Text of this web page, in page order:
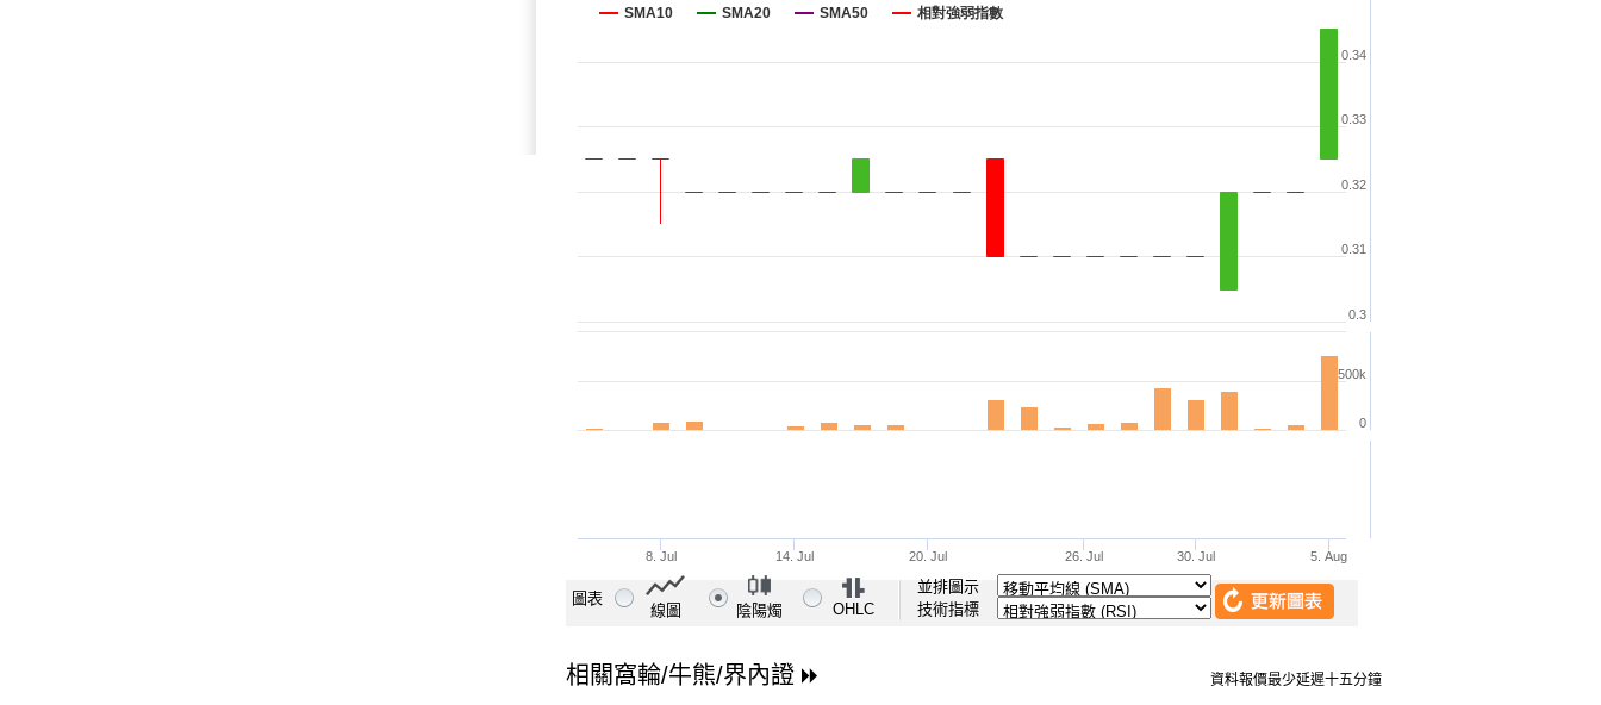
圖表
線圖 陰陽燭 OHLC
並排圖示
技術指標
資料報價最少延遲十五分鐘
相關窩輪/牛熊/界內證